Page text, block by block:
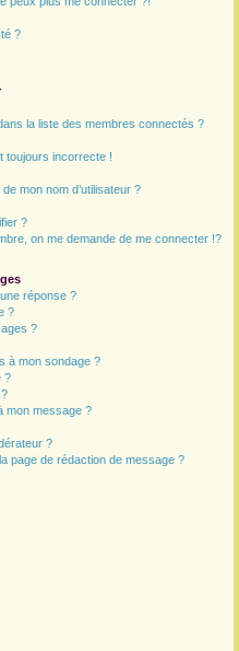
?
la liste des membres connectés ?
toujours incorrecte !
mon nom d’utilisateur ?
?
on me demande de me connecter !?
réponse ?
?
?
à mon sondage ?
?
mon message ?
?
page de rédaction de message ?